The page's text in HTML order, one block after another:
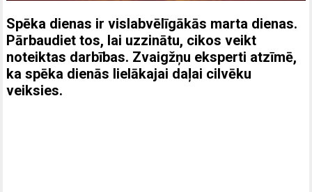
Spēka dienas ir vislabvēlīgākās marta dienas.
Pārbaudiet tos, lai uzzinātu, cikos veikt
noteiktas darbības. Zvaigžņu eksperti atzīmē,
ka spēka dienās lielākajai daļai cilvēku
veiksies.